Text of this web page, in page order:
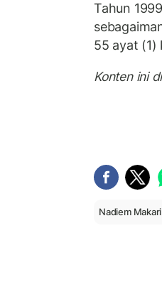
Tahun
55 ayat (1)
Konten ini
Nadiem